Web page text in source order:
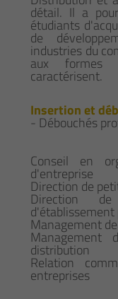
détail. Il a
étudiants
de
industries du
aux formes
caractérisent.
Insertion et
- Débouchés
Conseil en
d'entreprise
Direction de
Direction
d'établissement
Management
Management
distribution
Relation
entreprises